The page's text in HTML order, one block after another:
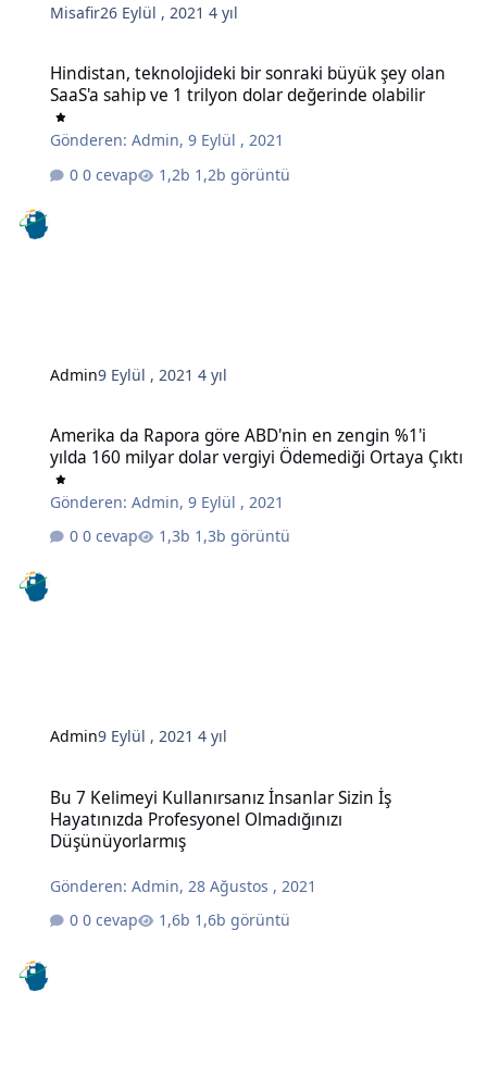
Misafir26 Eylül , 20214 yıl
Hindistan, teknolojideki bir sonraki büyük şey olan
SaaS'a sahip ve 1 trilyon dolar değerinde olabilir
Gönderen:Admin,9 Eylül , 2021
0 cevap
1,2b görüntü
Admin9 Eylül , 20214 yıl
Amerika da Rapora göre ABD'nin en zengin %1'i
yılda 160 milyar dolar vergiyi Ödemediği Ortaya Çıktı
Gönderen:Admin,9 Eylül , 2021
0 cevap
1,3b görüntü
Admin9 Eylül , 20214 yıl
Bu 7 Kelimeyi Kullanırsanız İnsanlar Sizin İş
Hayatınızda Profesyonel Olmadığınızı
Düşünüyorlarmış
Gönderen:Admin,28 Ağustos , 2021
0 cevap
1,6b görüntü